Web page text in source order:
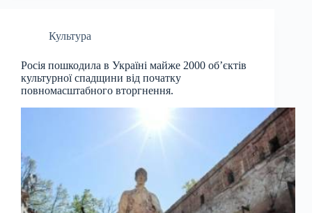
Культура
Росія пошкодила в Україні майже 2000 об’єктів
культурної спадщини від початку
повномасштабного вторгнення.